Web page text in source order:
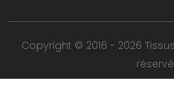
Copyright © 2016 - 2026